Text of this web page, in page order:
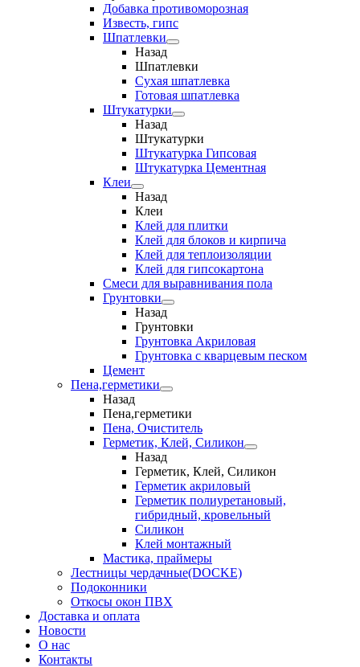
Добавка противоморозная
Известь, гипс
Шпатлевки
Назад
Шпатлевки
Сухая шпатлевка
Готовая шпатлевка
Штукатурки
Назад
Штукатурки
Штукатурка Гипсовая
Штукатурка Цементная
Клеи
Назад
Клеи
Клей для плитки
Клей для блоков и кирпича
Клей для теплоизоляции
Клей для гипсокартона
Смеси для выравнивания пола
Грунтовки
Назад
Грунтовки
Грунтовка Акриловая
Грунтовка с кварцевым песком
Цемент
Пена,герметики
Назад
Пена,герметики
Пена, Очиститель
Герметик, Клей, Силикон
Назад
Герметик, Клей, Силикон
Герметик акриловый
Герметик полиуретановый,
гибридный, кровельный
Силикон
Клей монтажный
Мастика, праймеры
Лестницы чердачные(DOCKE)
Подоконники
Откосы окон ПВХ
Доставка и оплата
Новости
О нас
Контакты